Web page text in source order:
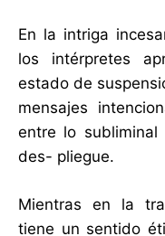
En la intriga
los intérpretes
estado de
mensajes
entre lo
des- pliegue.
Mientras en la
tiene un sentido